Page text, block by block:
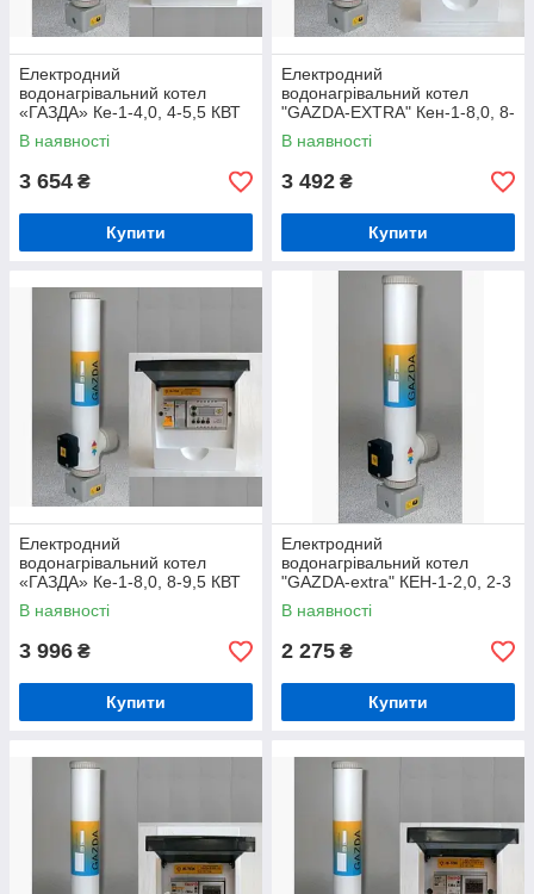
Електродний
водонагрівальний котел
«ГАЗДА» Ке-1-4,0, 4-5,5 КВТ
із комплектом автоматики
Люкс
В наявності
3 654 ₴
Купити
Електродний
водонагрівальний котел
"GAZDA-EXTRA" Кен-1-8,0, 8-
9,5 КВТ із комплектом
автоматики
В наявності
3 492 ₴
Купити
Електродний
водонагрівальний котел
«ГАЗДА» Ке-1-8,0, 8-9,5 КВТ
із комплектом автоматики
Люкс
В наявності
3 996 ₴
Купити
Електродний
водонагрівальний котел
"GAZDA-extra" КЕН-1-2,0, 2-3
кВт
В наявності
2 275 ₴
Купити